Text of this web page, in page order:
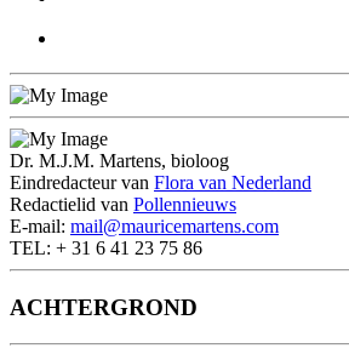
Dr. M.J.M. Martens, bioloog
Eindredacteur van Flora van Nederland
Redactielid van Pollennieuws
E-mail: mail@mauricemartens.com
TEL: + 31 6 41 23 75 86
ACHTERGROND